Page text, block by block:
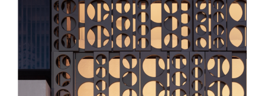
Startseite
Projekte